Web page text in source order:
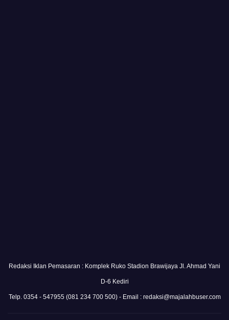
Redaksi Iklan Pemasaran : Komplek Ruko Stadion Brawijaya Jl. Ahmad Yani
D-6 Kediri
Telp. 0354 - 547955 (081 234 700 500) - Email : redaksi@majalahbuser.com